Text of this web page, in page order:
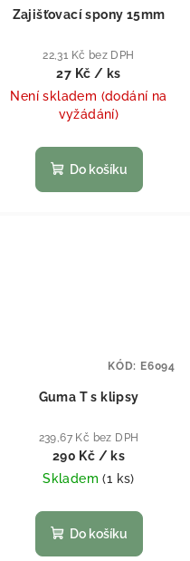
Zajišťovací spony 15mm
22,31 Kč bez DPH
27 Kč / ks
Není skladem (dodání na
vyžádání)
Do košíku
Guma T s klipsy
239,67 Kč bez DPH
290 Kč / ks
Skladem(1 ks)
Do košíku
KÓD: E6094